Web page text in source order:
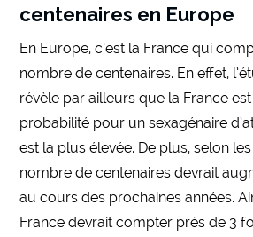
centenaires en Europe
En Europe, c’est la France qui
nombre de centenaires. En effet,
révèle par ailleurs que la France
probabilité pour un sexagénaire
est la plus élevée. De plus, selon
nombre de centenaires devrait
au cours des prochaines années.
France devrait compter près de 3